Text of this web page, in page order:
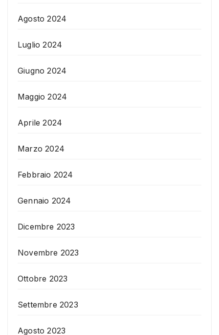
Agosto 2024
Luglio 2024
Giugno 2024
Maggio 2024
Aprile 2024
Marzo 2024
Febbraio 2024
Gennaio 2024
Dicembre 2023
Novembre 2023
Ottobre 2023
Settembre 2023
Agosto 2023